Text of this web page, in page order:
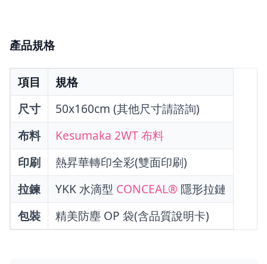
產品規格
項目
規格
尺寸
50x160cm (其他尺寸請諮詢)
布料
Kesumaka 2WT 布料
印刷
熱昇華轉印全彩(雙面印刷)
拉鍊
YKK 水滴型 CONCEAL® 隱形拉鏈
包裝
精美防塵 OP 袋(含品質說明卡)